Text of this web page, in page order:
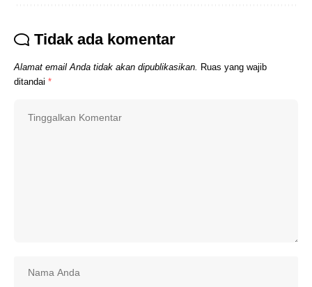
Tidak ada komentar
Alamat email Anda tidak akan dipublikasikan.
Ruas yang wajib
ditandai *